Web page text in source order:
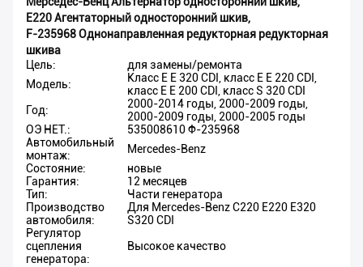
E220 Агентаторный односторонний шкив,
F-235968 Однонаправленная редукторная редукторная
шкива
Цель:
для замены/ремонта
Модель:
Класс E E 320 CDI, класс E E 220 CDI,
класс E E 200 CDI, класс S 320 CDI
Год:
2000-2014 годы, 2000-2009 годы,
2000-2009 годы, 2000-2005 годы
ОЭ НЕТ.:
535008610 Ф-235968
Автомобильный
монтаж:
Mercedes-Benz
Состояние:
новые
Гарантия:
12 месяцев
Тип:
Части генератора
Производство
автомобиля:
Для Mercedes-Benz C220 E220 E320
S320 CDI
Регулятор
сцепления
генератора:
Высокое качество